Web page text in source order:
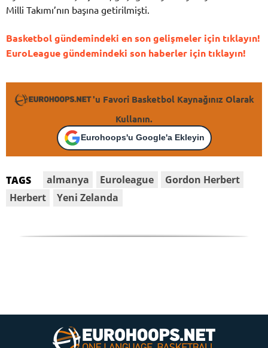
Milli Takımı’nın başına getirilmişti.
Basketbol gündemindeki en son gelişmeler için tıklayın!
EuroLeague gündemindeki son haberler için tıklayın!
'u Favori Basketbol Kaynağınız Olarak
Kullanın.
Eurohoops'u Google'a Ekleyin
TAGS almanya Euroleague
Gordon Herbert
Herbert
Yeni Zelanda